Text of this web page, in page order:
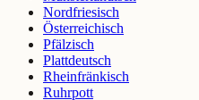
Nordfriesisch
Österreichisch
Pfälzisch
Plattdeutsch
Rheinfränkisch
Ruhrpott